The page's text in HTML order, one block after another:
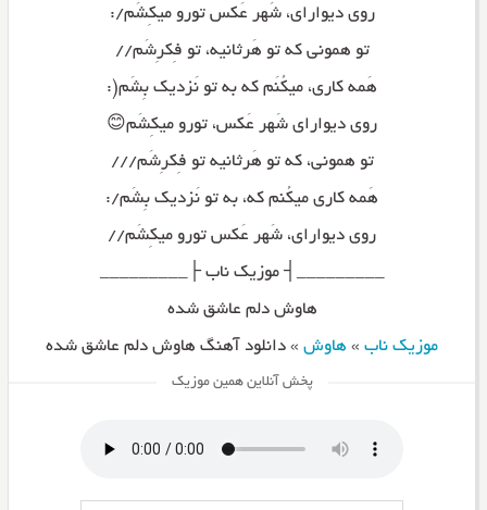
روی دیوارای، شَهر عَکس تورو میکِشَم/:
تو همونی که تو هَرثانیه، تو فِکرِشَم//
هَمه کاری، میکُنَم که به تو نَزدیک بِشَم(:
روی دیوارای شَهر عَکس، تورو میکِشَم😊
تو همونی، که تو هَرثانیه تو فِکرِشَم///
هَمه کاری میکُنم که، به تو نَزدیک بِشَم/:
روی دیوارای، شَهر عَکس تورو میکِشَم//
_________┤ موزیک ناب ├_________
هاوش دلم عاشق شده
موزیک ناب» هاوش» دانلود آهنگ هاوش دلم عاشق شده
پخش آنلاین همین موزیک